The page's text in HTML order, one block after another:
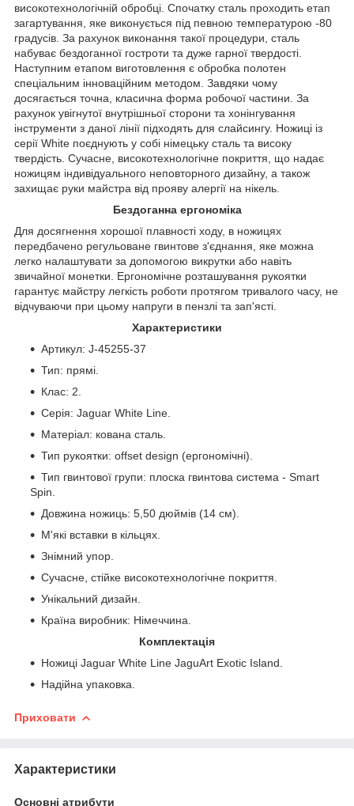
високотехнологічній обробці. Спочатку сталь проходить етап
загартування, яке виконується під певною температурою -80
градусів. За рахунок виконання такої процедури, сталь
набуває бездоганної гостроти та дуже гарної твердості.
Наступним етапом виготовлення є обробка полотен
спеціальним інноваційним методом. Завдяки чому
досягається точна, класична форма робочої частини. За
рахунок увігнутої внутрішньої сторони та хонінгування
інструменти з даної лінії підходять для слайсингу. Ножиці із
серії White поєднують у собі німецьку сталь та високу
твердість. Сучасне, високотехнологічне покриття, що надає
ножицям індивідуального неповторного дизайну, а також
захищає руки майстра від прояву алергії на нікель.
Бездоганна ергономіка
Для досягнення хорошої плавності ходу, в ножицях
передбачено регульоване гвинтове з'єднання, яке можна
легко налаштувати за допомогою викрутки або навіть
звичайної монетки. Ергономічне розташування рукоятки
гарантує майстру легкість роботи протягом тривалого часу, не
відчуваючи при цьому напруги в пензлі та зап'ясті.
Характеристики
Артикул: J-45255-37
Тип: прямі.
Клас: 2.
Серія: Jaguar White Line.
Матеріал: кована сталь.
Тип рукоятки: offset design (ергономічні).
Тип гвинтової групи: плоска гвинтова система - Smart
Spin.
Довжина ножиць: 5,50 дюймів (14 см).
М'які вставки в кільцях.
Знімний упор.
Сучасне, стійке високотехнологічне покриття.
Унікальний дизайн.
Країна виробник: Німеччина.
Комплектація
Ножиці Jaguar White Line JaguArt Exotic Island.
Надійна упаковка.
Приховати
Характеристики
Основні атрибути